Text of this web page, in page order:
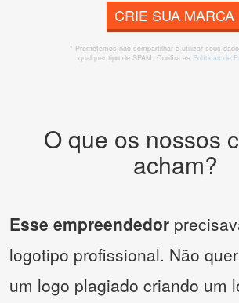
CRIE SUA MARCA
* Prometemos não compartilhar e utilizar seus
qualquer tipo de SPAM. Confira as Políticas de
O que os nossos
acham?
Esse empreendedor
logotipo profissional. Não
um logo plagiado criando um